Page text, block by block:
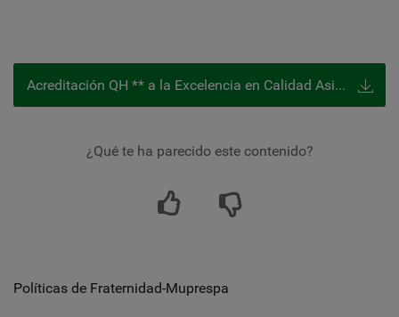
Acreditación QH ** a la Excelencia en Calidad Asistencial
¿Qué te ha parecido este contenido?
Políticas de Fraternidad-Muprespa